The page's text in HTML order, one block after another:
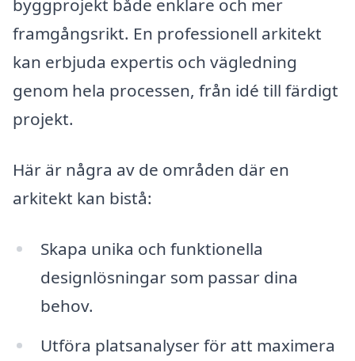
byggprojekt både enklare och mer
framgångsrikt. En professionell arkitekt
kan erbjuda expertis och vägledning
genom hela processen, från idé till färdigt
projekt.
Här är några av de områden där en
arkitekt kan bistå:
Skapa unika och funktionella
designlösningar som passar dina
behov.
Utföra platsanalyser för att maximera